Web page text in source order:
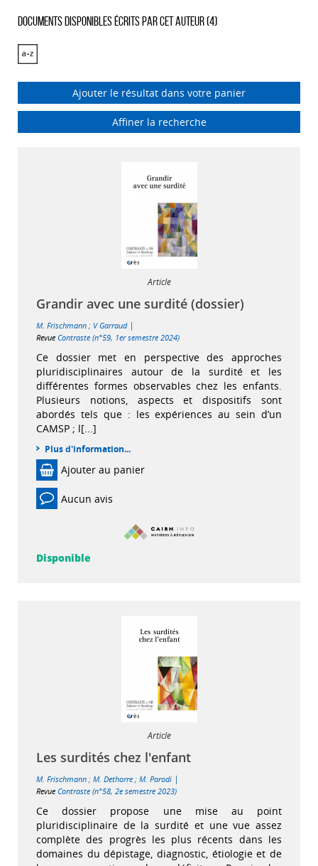
Documents disponibles écrits par cet auteur (4)
Ajouter le résultat dans votre panier
Affiner la recherche
Article
Grandir avec une surdité (dossier)
M. Frischmann ; V Garraud |
Revue Contraste (n°59, 1er semestre 2024)
Ce dossier met en perspective des approches
pluridisciplinaires autour de la surdité et les
différentes formes observables chez les enfants.
Plusieurs notions, aspects et dispositifs sont
abordés tels que : les expériences au sein d’un
CAMSP ; l[...]
Plus d'information...
Ajouter au panier
Aucun avis
Disponible
Article
Les surdités chez l'enfant
M. Frischmann ; M. Dethorre ; M. Parodi |
Revue Contraste (n°58, 2e semestre 2023)
Ce dossier propose une mise au point
pluridisciplinaire de la surdité et une vue assez
complète des progrès les plus récents dans les
domaines du dépistage, diagnostic, étiologie et de